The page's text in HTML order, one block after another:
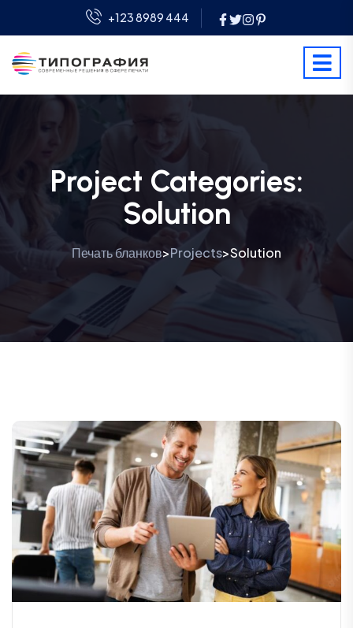
+123 8989 444
Project Categories:
Solution
Печать бланков>Projects>Solution